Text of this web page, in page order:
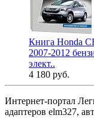
Книга Honda
2007-2012
элект..
4 180 руб.
Интернет-портал
адаптеров elm327,